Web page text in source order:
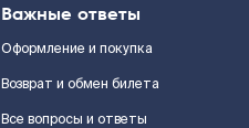
Важные ответы
Оформление и покупка
Возврат и обмен билета
Все вопросы и ответы